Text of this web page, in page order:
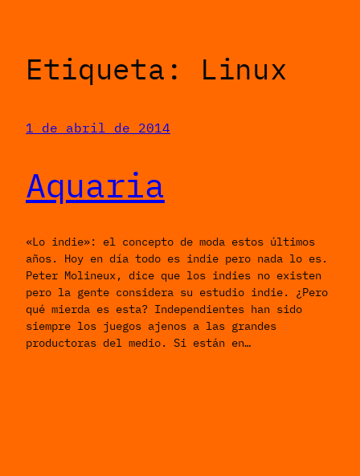
Etiqueta: Linux
1 de abril de 2014
Aquaria
«Lo indie»: el concepto de moda estos últimos
años. Hoy en día todo es indie pero nada lo es.
Peter Molineux, dice que los indies no existen
pero la gente considera su estudio indie. ¿Pero
qué mierda es esta? Independientes han sido
siempre los juegos ajenos a las grandes
productoras del medio. Si están en…